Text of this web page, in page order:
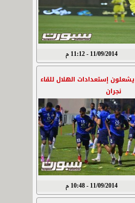
11/09/2014 - 11:12 م
إستعدادات الهلال للقاء
نجران
11/09/2014 - 10:48 م